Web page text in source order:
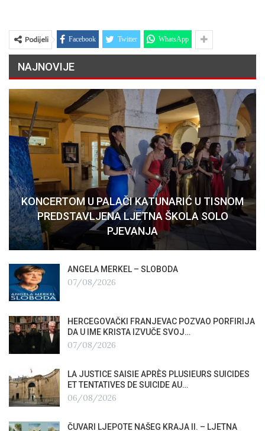
Podijeli Facebook Twitter WhatsApp
NAJNOVIJE
KONCERTOM U PALAČI KATUNARIĆ U TISNOM
PREDSTAVLJENA LJETNA ŠKOLA SOLO
PJEVANJA
ANGELA MERKEL – SLOBODA
07/08/2026
HERCEGOVAČKI FRANJEVAC POZVAO PORFIRIJA
DA U IME KRISTA IZVUČE SVOJ…
07/08/2026
LA JUSTICE SAISIE APRÈS PLUSIEURS SUICIDES
ET TENTATIVES DE SUICIDE AU…
06/08/2026
ČUVARI LJEPOTE NAŠEG KRAJA II. – LJETNA